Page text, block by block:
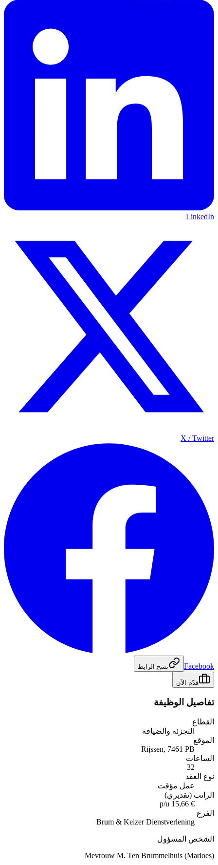
LinkedIn
X / Twitter
Facebook نسخ الرابط
قدّم الآن
تفاصيل الوظيفة
القطاع
التجزئة والضيافة
الموقع
Rijssen, 7461 PB
الساعات
32
نوع العقد
عمل مؤقت
الراتب (تقديري)
€ 15,66 p/u
الفرع
Brum & Keizer Dienstverlening
الشخص المسؤول
Mevrouw M. Ten Brummelhuis (Marloes)